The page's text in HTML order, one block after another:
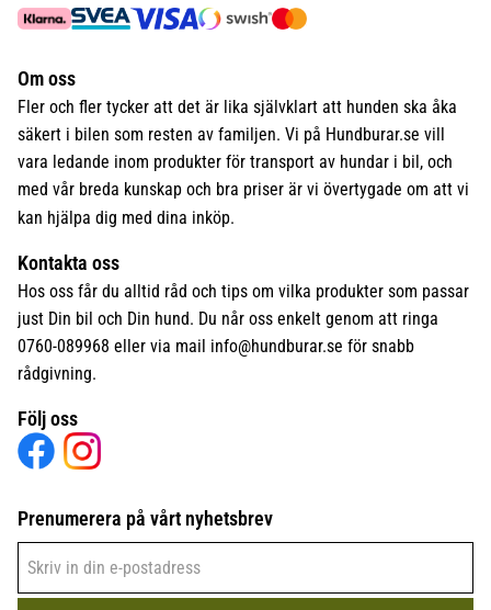
Om oss
Fler och fler tycker att det är lika självklart att hunden ska åka
säkert i bilen som resten av familjen. Vi på Hundburar.se vill
vara ledande inom produkter för transport av hundar i bil, och
med vår breda kunskap och bra priser är vi övertygade om att vi
kan hjälpa dig med dina inköp.
Kontakta oss
Hos oss får du alltid råd och tips om vilka produkter som passar
just Din bil och Din hund. Du når oss enkelt genom att ringa
0760-089968 eller via mail info@hundburar.se för snabb
rådgivning.
Följ oss
Prenumerera på vårt nyhetsbrev